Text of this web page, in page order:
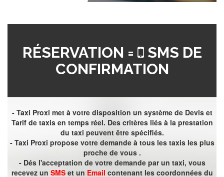
RÉSERVATION =
SMS DE
CONFIRMATION
- Taxi Proxi met à votre disposition un système de Devis et
Tarif de taxis en temps réel. Des critères liés à la prestation
du taxi peuvent être spécifiés.
- Taxi Proxi propose votre demande à tous les taxis les plus
proche de vous .
- Dés l'acceptation de votre demande par un taxi, vous
recevez un SMSet un Email contenant les coordonnées du